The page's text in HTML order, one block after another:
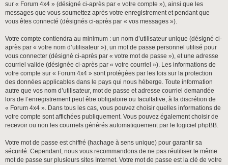
sur « Forum 4x4 » (désigné ci-après par « votre compte »), ainsi que les
messages que vous soumettez après votre enregistrement et pendant que
vous êtes connecté (désignés ci-après par « vos messages »).
Votre compte contiendra au minimum : un nom d’utilisateur unique (désigné ci-
après par « votre nom d’utilisateur »), un mot de passe personnel utilisé pour
vous connecter (désigné ci-après par « votre mot de passe »), et une adresse
courriel valide (désignée ci-après par « votre courriel »). Les informations de
votre compte sur « Forum 4x4 » sont protégées par les lois sur la protection
des données applicables dans le pays qui nous héberge. Toute information
autre que vos nom d’utilisateur, mot de passe et adresse courriel demandée
lors de l’enregistrement peut être obligatoire ou facultative, à la discrétion de
« Forum 4x4 ». Dans tous les cas, vous pouvez choisir quelles informations de
votre compte sont affichées publiquement. Vous pouvez également choisir de
recevoir ou non les courriels générés automatiquement par le logiciel phpBB.
Votre mot de passe est chiffré (hachage à sens unique) pour garantir sa
sécurité. Cependant, nous vous recommandons de ne pas réutiliser le même
mot de passe sur plusieurs sites Internet. Votre mot de passe est la clé de votre